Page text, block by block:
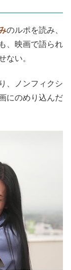
のルポを読み、
、映画で語られ
ない。
、ノンフィクシ
にのめり込んだ